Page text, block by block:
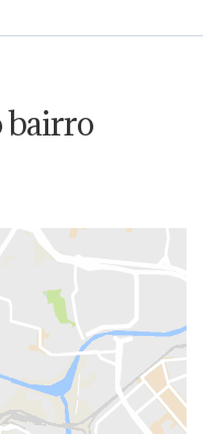
bairro